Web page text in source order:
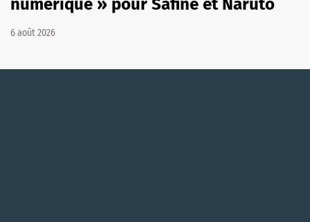
numérique » pour Safine et Naruto
6 août 2026